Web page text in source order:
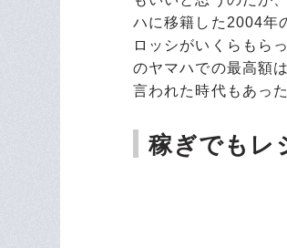
ハに移籍した2004年
ロッシがいくらもら
のヤマハでの最高額
言われた時代もあった
稼ぎでもレ